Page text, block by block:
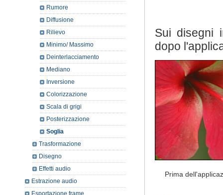
Sui disegni
dopo
Prima
Rumore
Diffusione
Rilievo
Minimo/ Massimo
Deinterlacciamento
Mediano
Inversione
Colorizzazione
Scala di grigi
Posterizzazione
Soglia
Trasformazione
Disegno
Effetti audio
Estrazione audio
Esportazione frame